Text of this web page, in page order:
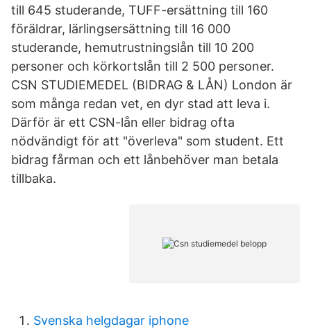
till 645 studerande, TUFF-ersättning till 160
föräldrar, lärlingsersättning till 16 000
studerande, hemutrustningslån till 10 200
personer och körkortslån till 2 500 personer.
CSN STUDIEMEDEL (BIDRAG & LÅN) London är
som många redan vet, en dyr stad att leva i.
Därför är ett CSN-lån eller bidrag ofta
nödvändigt för att "överleva" som student. Ett
bidrag fårman och ett lånbehöver man betala
tillbaka.
Svenska helgdagar iphone